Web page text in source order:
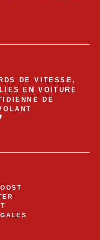
DE VITESSE,
EN VOITURE
DE